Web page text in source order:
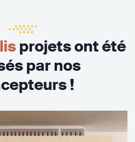
projets ont été
par nos
!